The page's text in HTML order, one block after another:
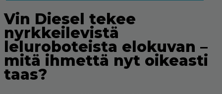
Vin Diesel tekee
nyrkkeilevistä
leluroboteista elokuvan –
mitä ihmettä nyt oikeasti
taas?